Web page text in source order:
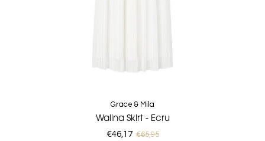
Grace & Mila
Walina Skirt - Ecru
€46,17 €65,95